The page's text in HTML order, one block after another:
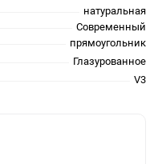
натуральная
Современный
прямоугольник
Глазурованное
V3